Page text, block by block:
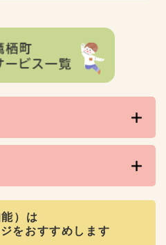
）は
をおすすめします